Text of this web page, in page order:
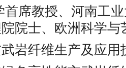
首席教授、河南工
院士、欧洲科学与
武岩纤维生产及应